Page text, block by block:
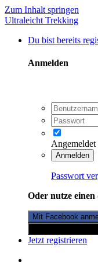
Zum Inhalt springen
Ultraleicht Trekking
Du bist bereits
Anmelden
Angemeldet
Anmelden
Passwort
Oder nutze einen
Mit Facebook
Jetzt registrieren